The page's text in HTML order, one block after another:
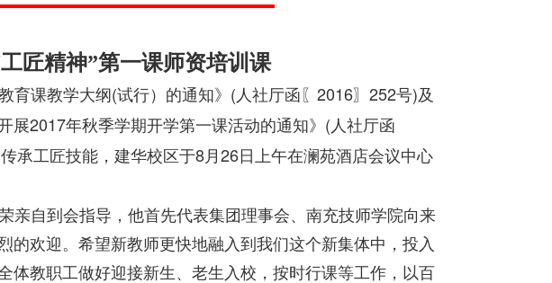
匠精神”第一课师资培训课
育课教学大纲(试行）的通知》 ( 人社厅函〖 2016〗 252号)及
展2017年秋季学期开学第一课活动的通知》 ( 人社厅函
承工匠技能，建华校区于8 月 26日上午在澜苑酒店会议中心
亲自到会指导，他首先代表集团理事会、南充技师学院向来
的欢迎。希望新教师更快地融入到我们这个新集体中，投入
体教职工做好迎接新生、老生入校，按时行课等工作，以百